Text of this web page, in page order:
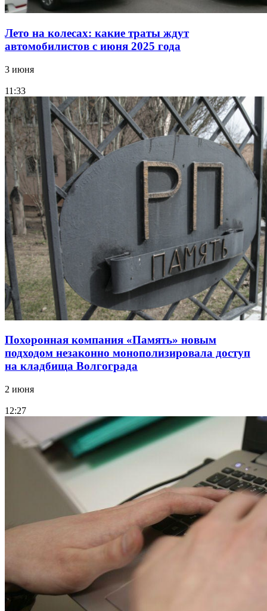
Лето на колесах: какие траты ждут
автомобилистов с июня 2025 года
3 июня
11:33
Похоронная компания «Память» новым
подходом незаконно монополизировала доступ
на кладбища Волгограда
2 июня
12:27